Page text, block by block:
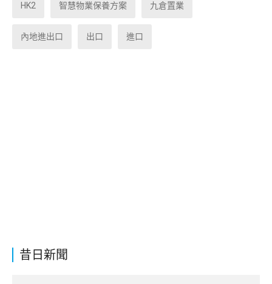
昔日新聞
HK2 智慧物業保養方案 九倉置業
內地進出口 出口 進口